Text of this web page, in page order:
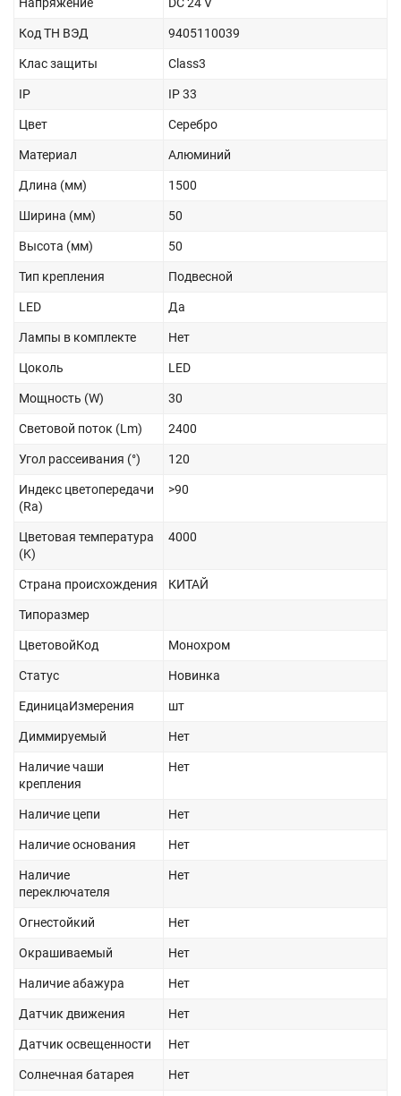
Напряжение DC 24 V
Код ТН ВЭД 9405110039
Клас защиты Class3
IP IP 33
Цвет Серебро
Материал Алюминий
Длина (мм) 1500
Ширина (мм) 50
Высота (мм) 50
Тип крепления Подвесной
LED Да
Лампы в комплекте Нет
Цоколь LED
Мощность (W) 30
Световой поток (Lm) 2400
Угол рассеивания (°) 120
Индекс цветопередачи
(Ra)
>90
Цветовая температура
(K)
4000
Страна происхождения КИТАЙ
Типоразмер
ЦветовойКод Монохром
Статус Новинка
ЕдиницаИзмерения шт
Диммируемый Нет
Наличие чаши
крепления
Нет
Наличие цепи Нет
Наличие основания Нет
Наличие
переключателя
Нет
Огнестойкий Нет
Окрашиваемый Нет
Наличие абажура Нет
Датчик движения Нет
Датчик освещенности Нет
Солнечная батарея Нет